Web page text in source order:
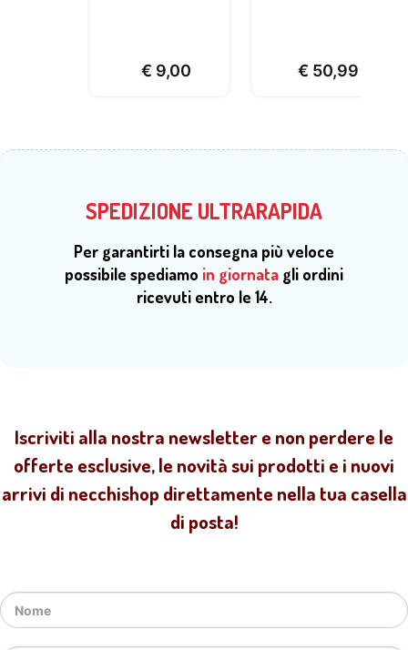
€ 9,00
cartoncino.
Ideale per
€ 50,99
SPEDIZIONE ULTRARAPIDA
Per garantirti la consegna più veloce
possibile spediamo in giornata gli ordini
ricevuti entro le 14.
Iscriviti alla nostra newsletter e non perdere le
offerte esclusive, le novità sui prodotti e i nuovi
arrivi di necchishop direttamente nella tua casella
di posta!